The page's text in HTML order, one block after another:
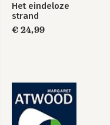
Het eindeloze
strand
€ 24,99